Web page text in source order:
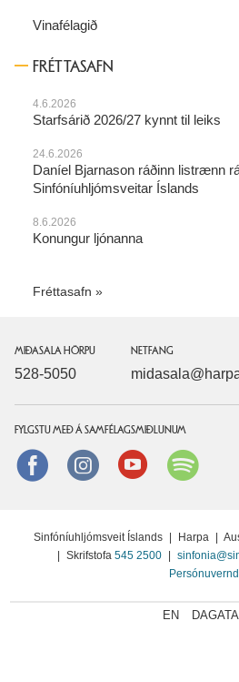
Vinafélagið
FRÉTTASAFN
4.6.2026
Starfsárið 2026/27 kynnt til leiks
24.6.2026
Daníel Bjarnason ráðinn listrænn
Sinfóníuhljómsveitar Íslands
8.6.2026
Konungur ljónanna
Fréttasafn
MIÐASALA HÖRPU
528-5050
NETFANG
FYLGSTU MEÐ Á SAMFÉLAGSMIÐLUNUM
FacebookinstagramYoutube
Sinfóníuhljómsveit Íslands Harpa
Skrifstofa 545 2500
Persónuvernd
EN DAGATAL